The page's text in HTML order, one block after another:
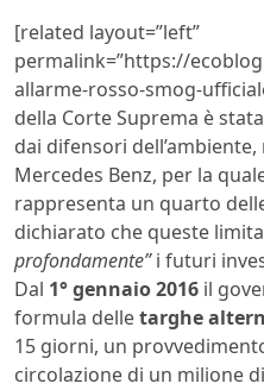
[related layout=”left”
permalink=”https://
allarme-rosso-smog-
della Corte Suprema è
dai difensori
Mercedes Benz, per la
rappresenta un quarto
dichiarato che queste
profondamente”i futuri
Dal 1° gennaio 2016 il
formula delletarghe
15 giorni, un
circolazione di un milione